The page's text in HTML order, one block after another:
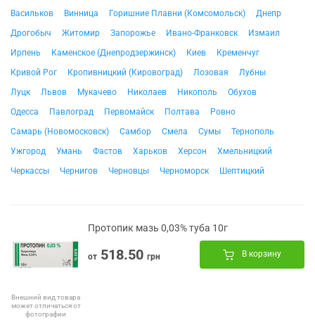
Васильков
Винница Горишние Плавни (Комсомольск)
Днепр
Дрогобыч
Житомир Запорожье Ивано-Франковск
Измаил
Ирпень
Каменское (Днепродзержинск) Киев
Кременчуг
Кривой Рог
Кропивницкий (Кировоград) Лозовая
Лубны
Луцк
Львов Мукачево Николаев Никополь
Обухов
Одесса
Павлоград Первомайск Полтава
Ровно
Самарь (Новомосковск)
Самбор Смела Сумы
Тернополь
Ужгород
Умань Фастов Харьков Херсон
Хмельницкий
Черкассы
Чернигов Черновцы Черноморск Шептицкий
Внешний вид товара
может отличаться от
фотографии
Протопик мазь 0,03% туба 10г
от 518.50 грн В корзину